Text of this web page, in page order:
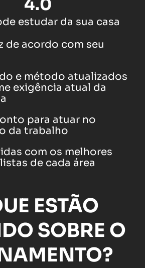
4.0
estudar da sua casa
de acordo com seu
e método atualizados
exigência atual da
para atuar no
da trabalho
com os melhores
de cada área
ESTÃO
SOBRE O